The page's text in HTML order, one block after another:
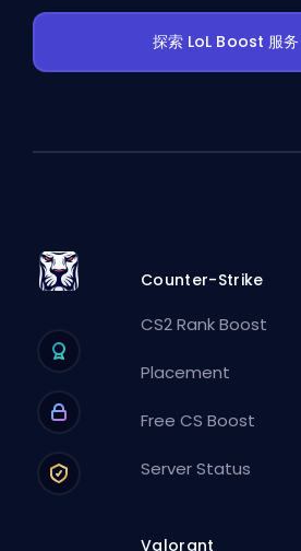
探索 LoL Boost 服务
Counter-Strike
CS2 Rank Boost
Placement
Free CS Boost
Server Status
Valorant